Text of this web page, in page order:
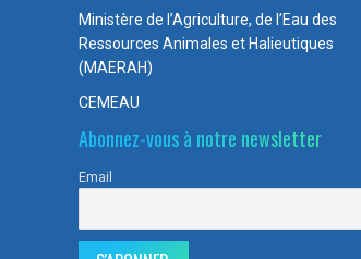
Ministère de l’Agriculture, de l’Eau des
Ressources Animales et Halieutiques
(MAERAH)
CEMEAU
Abonnez-vous à notre newsletter
Email